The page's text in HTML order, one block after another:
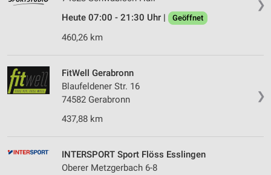
❯
Heute 07:00 - 21:30 Uhr |
Geöffnet
460,26 km
❯
FitWell Gerabronn
Blaufeldener Str. 16
74582 Gerabronn
437,88 km
INTERSPORT Sport Flöss Esslingen
Oberer Metzgerbach 6-8